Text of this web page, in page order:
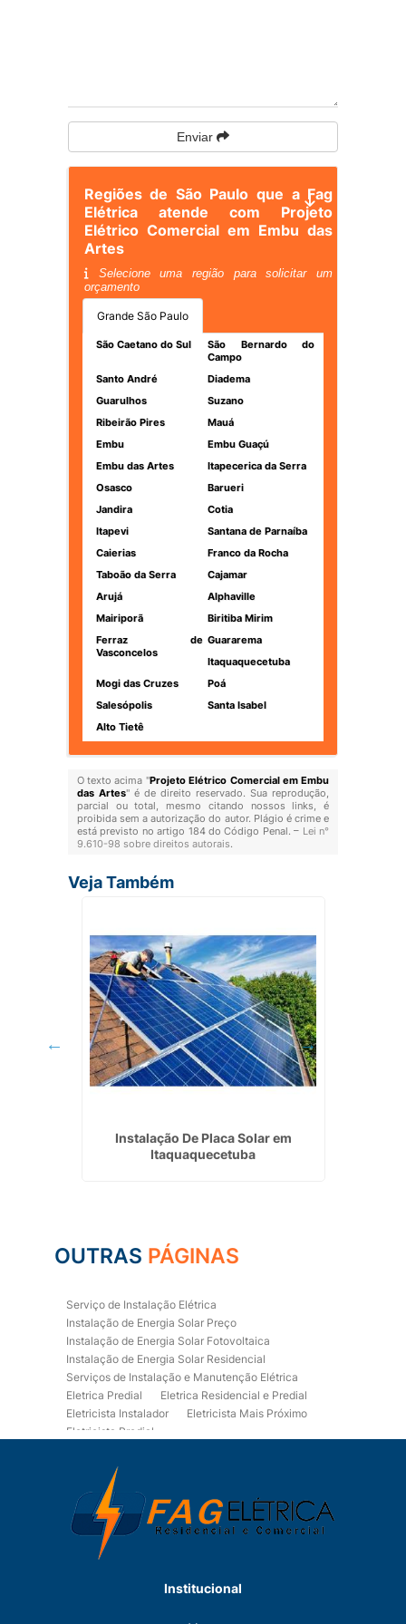
Enviar
Regiões de São Paulo que a Fag
Elétrica atende com Projeto
Elétrico Comercial em Embu das
Artes
Selecione uma região para solicitar um
orçamento
Grande São Paulo
São Caetano do Sul
São Bernardo do
Campo
Santo André
Diadema
Guarulhos
Suzano
Ribeirão Pires
Mauá
Embu
Embu Guaçú
Embu das Artes
Itapecerica da Serra
Osasco
Barueri
Jandira
Cotia
Itapevi
Santana de Parnaíba
Caierias
Franco da Rocha
Taboão da Serra
Cajamar
Arujá
Alphaville
Mairiporã
Biritiba Mirim
Ferraz de
Vasconcelos
Guararema
Itaquaquecetuba
Mogi das Cruzes
Poá
Salesópolis
Santa Isabel
Alto Tietê
O texto acima "Projeto Elétrico Comercial em Embu
das Artes" é de direito reservado. Sua reprodução,
parcial ou total, mesmo citando nossos links, é
proibida sem a autorização do autor. Plágio é crime e
está previsto no artigo 184 do Código Penal. – Lei n°
9.610-98 sobre direitos autorais.
Veja Também
Instalação De Placa Solar em
Itaquaquecetuba
OUTRAS PÁGINAS
Serviço de Instalação Elétrica
Instalação de Energia Solar Preço
Instalação de Energia Solar Fotovoltaica
Instalação de Energia Solar Residencial
Serviços de Instalação e Manutenção Elétrica
Eletrica Predial
Eletrica Residencial e Predial
Eletricista Instalador
Eletricista Mais Próximo
Eletricista Predial
Eletricista Residencial
Eletricista Residencial E Predial
Eletricistas de Manutenção
Empresa de Instalações Elétricas
Empresa de Manutenção Eletrica
Empresa de Prestação de Serviços Eletricos
Fiação para Instalação Eletrica Residencial
Institucional